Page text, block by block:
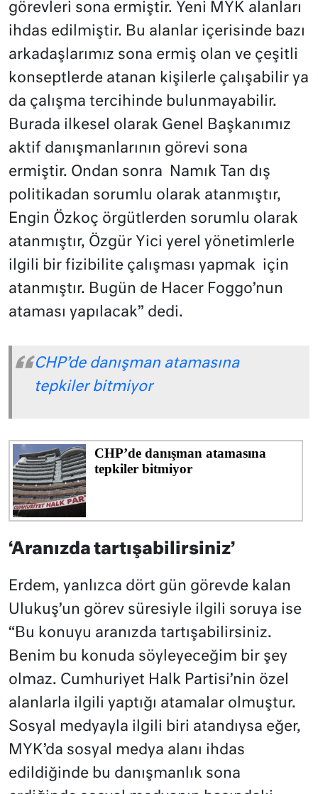
görevleri sona ermiştir. Yeni MYK alanları
ihdas edilmiştir. Bu alanlar içerisinde bazı
arkadaşlarımız sona ermiş olan ve çeşitli
konseptlerde atanan kişilerle çalışabilir ya
da çalışma tercihinde bulunmayabilir.
Burada ilkesel olarak Genel Başkanımız
aktif danışmanlarının görevi sona
ermiştir. Ondan sonra Namık Tan dış
politikadan sorumlu olarak atanmıştır,
Engin Özkoç örgütlerden sorumlu olarak
atanmıştır, Özgür Yici yerel yönetimlerle
ilgili bir fizibilite çalışması yapmak için
atanmıştır. Bugün de Hacer Foggo’nun
ataması yapılacak” dedi.
CHP’de danışman atamasına
tepkiler bitmiyor
‘Aranızda tartışabilirsiniz’
Erdem, yanlızca dört gün görevde kalan
Ulukuş’un görev süresiyle ilgili soruya ise
“Bu konuyu aranızda tartışabilirsiniz.
Benim bu konuda söyleyeceğim bir şey
olmaz. Cumhuriyet Halk Partisi’nin özel
alanlarla ilgili yaptığı atamalar olmuştur.
Sosyal medyayla ilgili biri atandıysa eğer,
MYK’da sosyal medya alanı ihdas
edildiğinde bu danışmanlık sona